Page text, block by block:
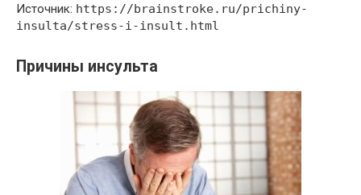
Источник: https://brainstroke.ru/prichiny-
insulta/stress-i-insult.html
Причины инсульта